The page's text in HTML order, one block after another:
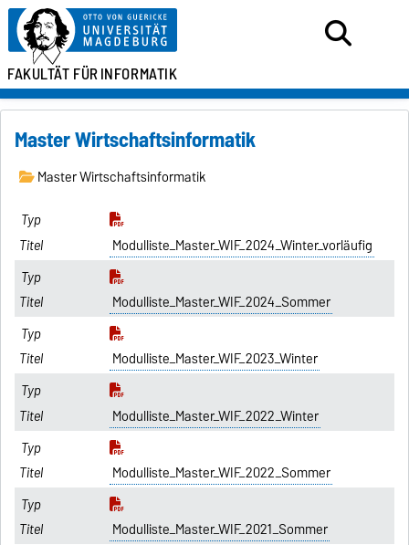
FAKULTÄT FÜRINFORMATIK
Master Wirtschaftsinformatik
Master Wirtschaftsinformatik
Modulliste_Master_WIF_2024_Winter_vorläufig
Modulliste_Master_WIF_2024_Sommer
Modulliste_Master_WIF_2023_Winter
Modulliste_Master_WIF_2022_Winter
Modulliste_Master_WIF_2022_Sommer
Modulliste_Master_WIF_2021_Sommer